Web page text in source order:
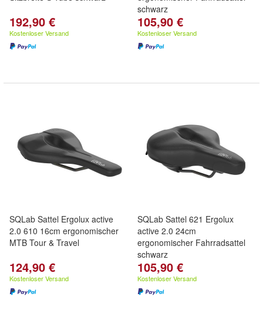
192,90 €
Kostenloser Versand
schwarz
105,90 €
Kostenloser Versand
SQLab Sattel Ergolux active
2.0 610 16cm ergonomischer
MTB Tour & Travel
124,90 €
Kostenloser Versand
SQLab Sattel 621 Ergolux
active 2.0 24cm
ergonomischer Fahrradsattel
schwarz
105,90 €
Kostenloser Versand